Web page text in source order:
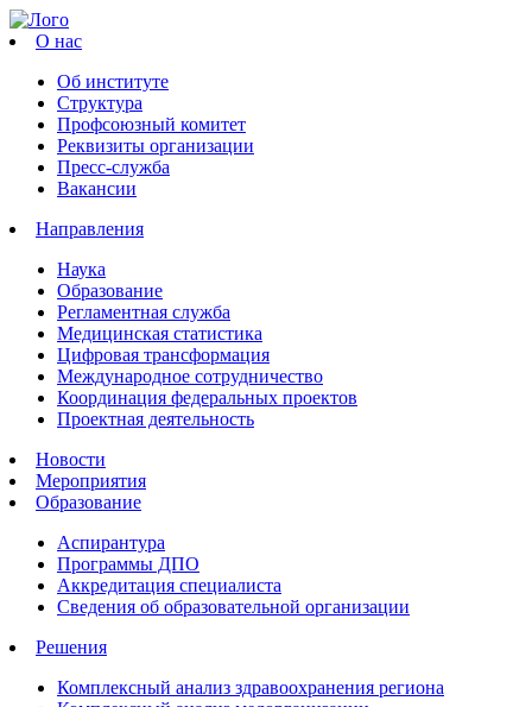
О нас
Об институте
Структура
Профсоюзный комитет
Реквизиты организации
Пресс-служба
Вакансии
Направления
Наука
Образование
Регламентная служба
Медицинская статистика
Цифровая трансформация
Международное сотрудничество
Координация федеральных проектов
Проектная деятельность
Новости
Мероприятия
Образование
Аспирантура
Программы ДПО
Аккредитация специалиста
Сведения об образовательной организации
Решения
Комплексный анализ здравоохранения региона